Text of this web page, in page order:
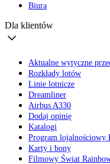
Biura
Dla klientów
Aktualne wytyczne
Rozkłady lotów
Linie lotnicze
Dreamliner
Airbus A330
Dodaj opinię
Katalogi
Program lojalnościowy
Karty i bony
Filmowy Świat